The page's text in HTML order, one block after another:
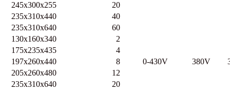
245x300x255
17
235x310x440
33.1
235x310x640
54.1
0-
130x160x340
9.5
175x235x435
17.5
197x260x440
24.3
205x260x480
32.7
235x310x640
51.5